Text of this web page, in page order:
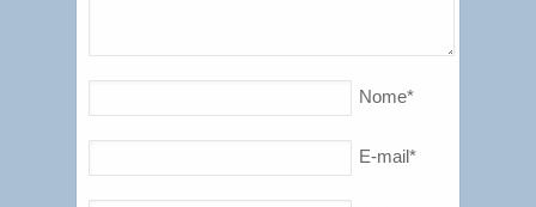
Nome*
E-mail*